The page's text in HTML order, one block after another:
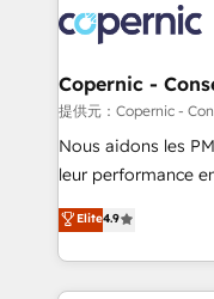
lasts. So if you're ready to become the most trusted
voice in your
worldwide, and
Huble has built a
One company,
across offices and
Canada, Germany,
South Africa. Certified compliant with ISO/IEC
international
Copernic -
提供元：Copernic -
Nous aidons les
leur performance
Intégration de
téléphonie, etc.) • Alignement des équipes grâce à un
outil et des données
collecte et de
Elite4.9